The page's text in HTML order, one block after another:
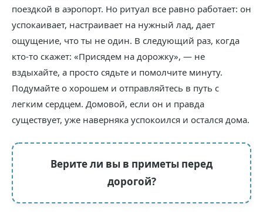
поездкой в аэропорт. Но ритуал все равно работает: он
успокаивает, настраивает на нужный лад, дает
ощущение, что ты не один. В следующий раз, когда
кто-то скажет: «Присядем на дорожку», — не
вздыхайте, а просто сядьте и помолчите минуту.
Подумайте о хорошем и отправляйтесь в путь с
легким сердцем. Домовой, если он и правда
существует, уже наверняка успокоился и остался дома.
Верите ли вы в приметы перед
дорогой?